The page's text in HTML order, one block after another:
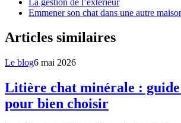
Emmener son chat dans une autre
Articles similaires
Le blog6 mai 2026
Litière chat minérale :
pour bien choisir